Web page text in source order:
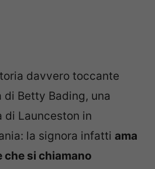
davvero toccante
di Betty Bading, una
di Launceston in
la signora infatti ama
che si chiamano